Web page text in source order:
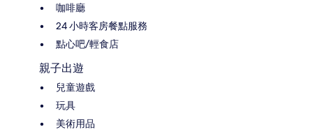
咖啡廳
24 小時客房餐點服務
點心吧/輕食店
親子出遊
兒童遊戲
玩具
美術用品